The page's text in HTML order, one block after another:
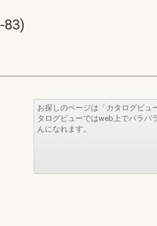
83)
お探しのページは「カタログビュ
タログビューではweb上でパラパ
んになれます。